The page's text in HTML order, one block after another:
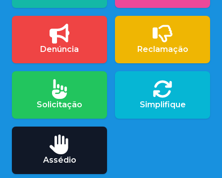
Denúncia Reclamação
Solicitação Simplifique
Assédio